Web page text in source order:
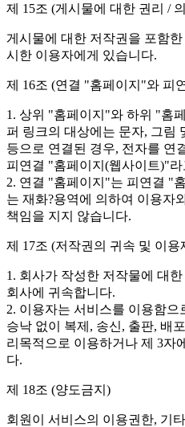
제 15조 (게시물에 대한 권리 /
게시물에 대한 저작권을 포함
시한 이용자에게 있습니다.
제 16조 (연결 "홈페이지"와 피
1. 상위 "홈페이지"와 하위 "홈
퍼 링크의 대상에는 문자, 그림
등으로 연결된 경우, 전자를 연
피연결 "홈페이지(웹사이트)"라
2. 연결 "홈페이지"는 피연결 "
는 재화?용역에 의하여 이용자
책임을 지지 않습니다.
제 17조 (저작권의 귀속 및 이용
1. 회사가 작성한 저작물에 대
회사에 귀속합니다.
2. 이용자는 서비스를 이용함으
승낙 없이 복제, 송신, 출판, 배
리목적으로 이용하거나 제 3자
다.
제 18조 (양도금지)
회원이 서비스의 이용권한, 기